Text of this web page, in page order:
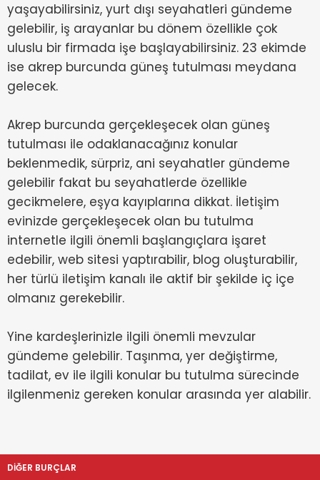
yaşayabilirsiniz, yurt dışı seyahatleri gündeme
gelebilir, iş arayanlar bu dönem özellikle çok
uluslu bir firmada işe başlayabilirsiniz. 23 ekimde
ise akrep burcunda güneş tutulması meydana
gelecek.
Akrep burcunda gerçekleşecek olan güneş
tutulması ile odaklanacağınız konular
beklenmedik, sürpriz, ani seyahatler gündeme
gelebilir fakat bu seyahatlerde özellikle
gecikmelere, eşya kayıplarına dikkat. İletişim
evinizde gerçekleşecek olan bu tutulma
internetle ilgili önemli başlangıçlara işaret
edebilir, web sitesi yaptırabilir, blog oluşturabilir,
her türlü iletişim kanalı ile aktif bir şekilde iç içe
olmanız gerekebilir.
Yine kardeşlerinizle ilgili önemli mevzular
gündeme gelebilir. Taşınma, yer değiştirme,
tadilat, ev ile ilgili konular bu tutulma sürecinde
ilgilenmeniz gereken konular arasında yer alabilir.
DİĞER BURÇLAR